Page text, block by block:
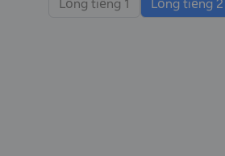
Lồng tiếng 1 Lồng tiếng 2